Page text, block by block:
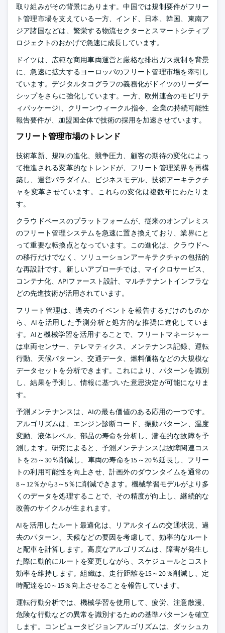
取り組みがその背景にあります。中国では規制要件がフリー
ト管理市場を支えている一方、インド、日本、韓国、東南ア
ジア諸国などは、繁栄する物流セクターとスマートシティプ
ロジェクトのおかげで急速に成長しています。
ドイツは、広範な商用車両運営と厳格な排出ガス規制を背景
に、急速に拡大するヨーロッパのフリート管理市場を牽引し
ています。デジタルタコグラフの義務化がドイツのリーダー
シップをさらに強化しています。一方、欧州連合のモビリテ
ィパッケージI、クリーンウィークル指令、企業の持続可能性
報告要件が、加盟国全体で技術の採用を加速させています。
フリート管理市場のトレンド
技術革新、規制の進化、競争圧力、顧客の期待の変化によっ
て推進される変革的なトレンドが、フリート管理業界を再構
築し、運営パラダイム、ビジネスモデル、技術アーキテクチ
ャを変革させています。これらの変化は複数年にわたりま
す。
クラウドベースのプラットフォームが、従来のオンプレミス
のフリート管理システムを急速に置き換えており、業界にと
って重要な転換点となっています。この進化は、クラウドへ
の移行だけでなく、ソリューションアーキテクチャの包括的
な再設計です。新しいアプローチでは、マイクロサービス、
コンテナ化、APIファースト設計、マルチテナントインフラな
どの先進技術が活用されています。
フリート管理は、過去のイベントを報告するだけのものか
ら、AIを活用した予測分析と処方的な推奨に進化していま
す。AIと機械学習を活用することで、フリートマネージャー
は車両センサー、テレマティクス、メンテナンス記録、運転
行動、天候パターン、交通データ、燃料価格などの大規模な
データセットを分析できます。これにより、パターンを識別
し、結果を予測し、情報に基づいた意思決定が可能になりま
す。
予測メンテナンスは、AIの最も価値のある応用の一つです。
アルゴリズムは、エンジン診断コード、振動パターン、温度
変動、液体レベル、部品の寿命を分析し、潜在的な故障を予
測します。研究によると、予測メンテナンスは故障関連コス
トを25～30％削減し、車両の寿命を15～20％延長し、フリー
トの利用可能性を向上させ、計画外のダウンタイムを通常の
8～12％から3～5％に削減できます。機械学習モデルがより多
くのデータを処理することで、その精度が向上し、継続的な
改善のサイクルが生まれます。
AIを活用したルート最適化は、リアルタイムの交通状況、過
去のパターン、天候などの要因を考慮して、効率的なルート
と配車を計算します。高度なアルゴリズムは、障害が発生し
た際に動的にルートを変更しながら、スケジュールとコスト
効率を維持します。組織は、走行距離を15～20％削減し、定
時配達を10～15％向上させることを報告しています。
運転行動分析では、機械学習を使用して、疲労、注意散漫、
危険な行動などの異常を識別するための基準パターンを確立
します。コンピュータビジョンアルゴリズムは、ダッシュカ